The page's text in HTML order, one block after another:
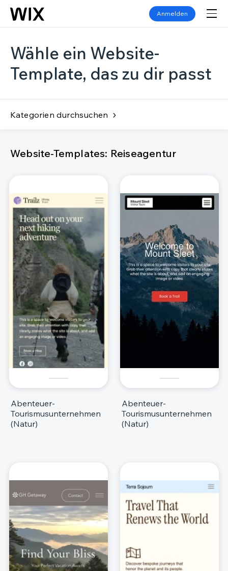
Anmelden
Wähle ein Website-
Template, das zu dir passt
Kategorien durchsuchen
Website-Templates: Reiseagentur
Abenteuer-
Tourismusunternehmen
(Natur)
Abenteuer-
Tourismusunternehmen
(Natur)